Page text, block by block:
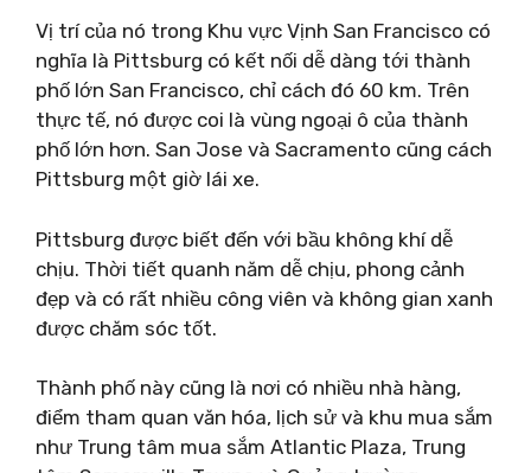
Vị trí của nó trong Khu vực Vịnh San Francisco có
nghĩa là Pittsburg có kết nối dễ dàng tới thành
phố lớn San Francisco, chỉ cách đó 60 km. Trên
thực tế, nó được coi là vùng ngoại ô của thành
phố lớn hơn. San Jose và Sacramento cũng cách
Pittsburg một giờ lái xe.
Pittsburg được biết đến với bầu không khí dễ
chịu. Thời tiết quanh năm dễ chịu, phong cảnh
đẹp và có rất nhiều công viên và không gian xanh
được chăm sóc tốt.
Thành phố này cũng là nơi có nhiều nhà hàng,
điểm tham quan văn hóa, lịch sử và khu mua sắm
như Trung tâm mua sắm Atlantic Plaza, Trung